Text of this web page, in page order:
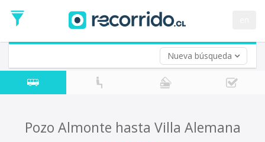
Nueva búsqueda
de
Ida
Vuelta (opcional)
Fecha
de
Pozo Almonte hasta Villa Alemana